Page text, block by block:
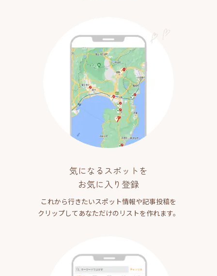
気になるスポットを
お気に入り登録
これから行きたいスポット情報や記事投稿を
クリップしてあなただけのリストを作れます。